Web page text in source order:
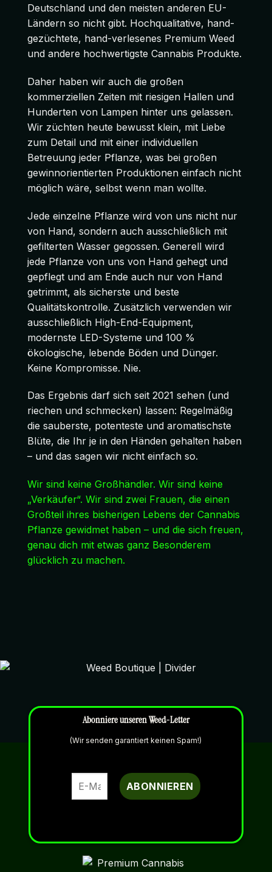
Deutschland und den meisten anderen EU-
Ländern so nicht gibt. Hochqualitative, hand-
gezüchtete, hand-verlesenes Premium Weed
und andere hochwertigste Cannabis Produkte.
Daher haben wir auch die großen
kommerziellen Zeiten mit riesigen Hallen und
Hunderten von Lampen hinter uns gelassen.
Wir züchten heute bewusst klein, mit Liebe
zum Detail und mit einer individuellen
Betreuung jeder Pflanze, was bei großen
gewinnorientierten Produktionen einfach nicht
möglich wäre, selbst wenn man wollte.
Jede einzelne Pflanze wird von uns nicht nur
von Hand, sondern auch ausschließlich mit
gefilterten Wasser gegossen. Generell wird
jede Pflanze von uns von Hand gehegt und
gepflegt und am Ende auch nur von Hand
getrimmt, als sicherste und beste
Qualitätskontrolle. Zusätzlich verwenden wir
ausschließlich High-End-Equipment,
modernste LED-Systeme und 100 %
ökologische, lebende Böden und Dünger.
Keine Kompromisse. Nie.
Das Ergebnis darf sich seit 2021 sehen (und
riechen und schmecken) lassen: Regelmäßig
die sauberste, potenteste und aromatischste
Blüte, die Ihr je in den Händen gehalten haben
– und das sagen wir nicht einfach so.
Wir sind keine Großhändler. Wir sind keine
„Verkäufer“. Wir sind zwei Frauen, die einen
Großteil ihres bisherigen Lebens der Cannabis
Pflanze gewidmet haben – und die sich freuen,
genau dich mit etwas ganz Besonderem
glücklich zu machen.
Abonniere unseren Weed-Letter
(Wir senden garantiert keinen Spam!)